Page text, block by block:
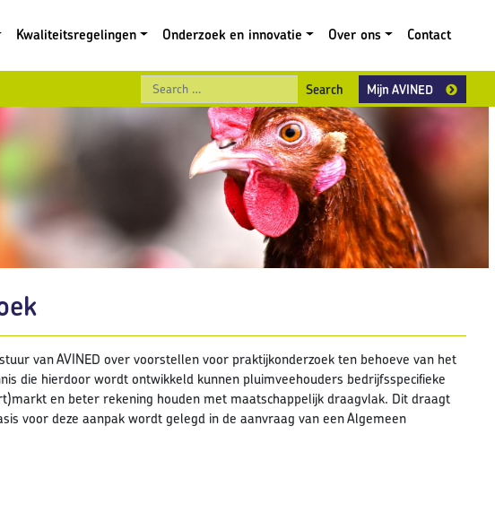
Kwaliteitsregelingen Onderzoek en innovatie Over ons Contact
Search
Mijn AVINED
van AVINED over voorstellen voor praktijkonderzoek ten behoeve van het
die hierdoor wordt ontwikkeld kunnen pluimveehouders bedrijfsspecifieke
en beter rekening houden met maatschappelijk draagvlak. Dit draagt
voor deze aanpak wordt gelegd in de aanvraag van een Algemeen